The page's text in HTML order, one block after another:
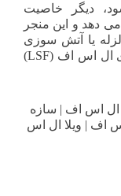
دیگر خاصیت
دهد و این منجر
یا آتش سوزی
می شود. از این لحاظ ایمنی در سازه های ال اس اف (LSF)